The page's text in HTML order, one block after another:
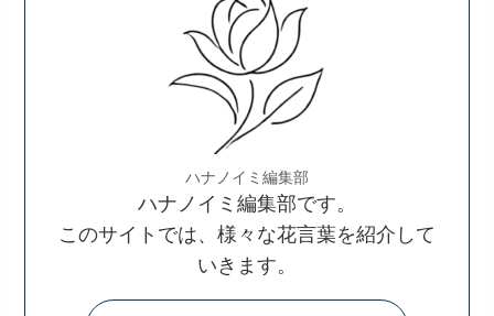
ハナノイミ編集部
ハナノイミ編集部です。
このサイトでは、様々な花言葉を紹介して
いきます。